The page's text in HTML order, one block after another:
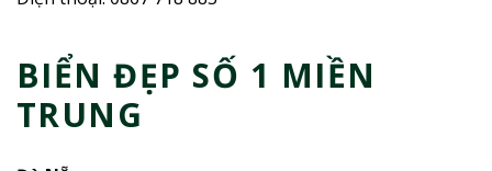
BIỂN ĐẸP SỐ 1 MIỀN
TRUNG